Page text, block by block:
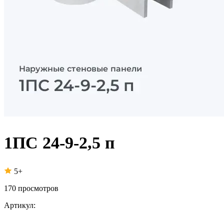
1ПС 24-9-2,5 п
5+
170 просмотров
Артикул: